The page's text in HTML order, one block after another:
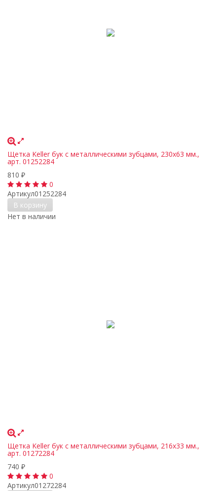
Щетка Keller бук с металлическими зубцами, 230х63 мм.,
арт. 01252284
810 ₽
0
Артикул01252284
В корзину
Нет в наличии
Щетка Keller бук с металлическими зубцами, 216х33 мм.,
арт. 01272284
740 ₽
0
Артикул01272284